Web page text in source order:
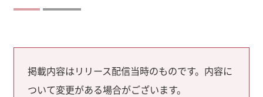
掲載内容はリリース配信当時のものです。内容に
ついて変更がある場合がございます。